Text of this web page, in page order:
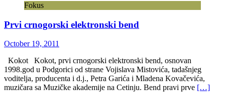
Fokus
Prvi crnogorski elektronski bend
October 19, 2011
Kokot Kokot, prvi crnogorski elektronski bend, osnovan
1998.god u Podgorici od strane Vojislava Mistovića, tadašnjeg
voditelja, producenta i d.j., Petra Garića i Mladena Kovačevića,
muzičara sa Muzičke akademije na Cetinju. Bend pravi prve […]